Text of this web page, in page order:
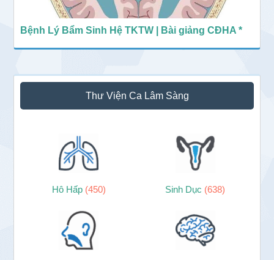
Bệnh Lý Bẩm Sinh Hệ TKTW | Bài giảng CĐHA *
Thư Viện Ca Lâm Sàng
Hô Hấp (450) Sinh Dục (638)